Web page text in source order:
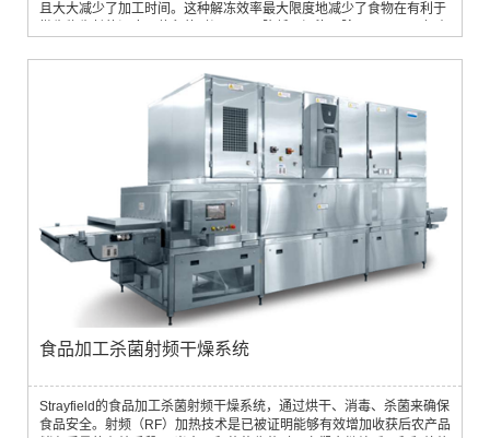
且大大减少了加工时间。这种解冻效率最大限度地减少了食物在有利于
并使用扁平电极技术进行更温和和一致的解冻过程。利用这项技术，
Strayfield食品射频解冻设备，解冻速度比传统方法快50倍，同时确保
食品保持原有质量。
食品加工杀菌射频干燥系统
Strayfield的食品加工杀菌射频干燥系统，通过烘干、消毒、杀菌来确保
食品安全。射频（RF）加热技术是已被证明能够有效增加收获后农产品